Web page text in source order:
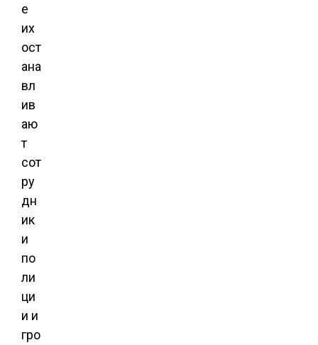
е
их
ост
ана
вл
ив
аю
т
сот
ру
дн
ик
и
по
ли
ци
и и
гро